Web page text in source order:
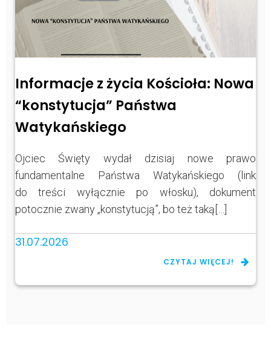
Informacje z życia Kościoła: Nowa
“konstytucja” Państwa
Watykańskiego
Ojciec Święty wydał dzisiaj nowe prawo
fundamentalne Państwa Watykańskiego (link
do treści wyłącznie po włosku), dokument
potocznie zwany „konstytucją”, bo też taką[…]
31.07.2026
CZYTAJ WIĘCEJ!